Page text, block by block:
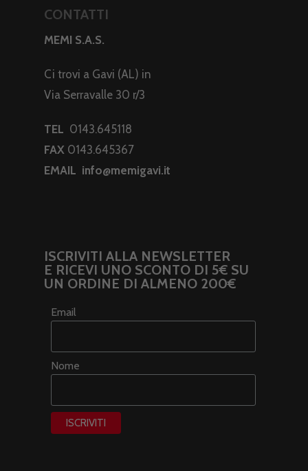
CONTATTI
MEMI S.A.S.
Ci trovi a Gavi (AL) in
Via Serravalle 30 r/3
TEL 0143.645118
FAX 0143.645367
EMAIL info@memigavi.it
ISCRIVITI ALLA NEWSLETTER
E RICEVI UNO SCONTO DI 5€ SU
UN ORDINE DI ALMENO 200€
Email
Nome